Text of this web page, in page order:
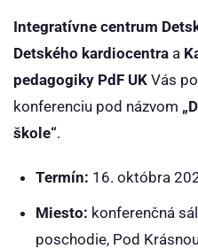
Integratívne centrum
Detského kardiocentra a
pedagogiky PdF UK Vás
konferenciu pod názvom
škole“.
Termín: 16. októbra
Miesto: konferenčná
poschodie, Pod